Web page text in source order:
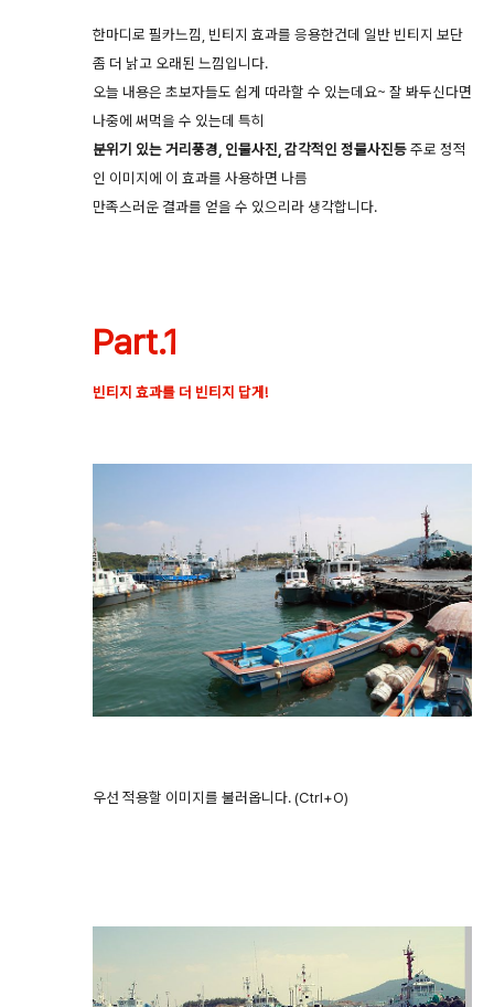
한마디로 필카느낌, 빈티지 효과를 응용한건데 일반 빈티지 보단
좀 더 낡고 오래된 느낌입니다.
오늘 내용은 초보자들도 쉽게 따라할 수 있는데요~ 잘 봐두신다면
나중에 써먹을 수 있는데 특히
분위기 있는 거리풍경, 인물사진, 감각적인 정물사진등주로 정적
인 이미지에 이 효과를 사용하면 나름
만족스러운 결과를 얻을 수 있으리라 생각합니다.
Part.1
빈티지 효과를 더 빈티지 답게!
우선 적용할 이미지를 불러옵니다. (Ctrl+O)